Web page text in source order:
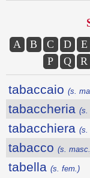
A B C D E
P
Q R
tabaccaio (s.
tabaccheria (s.
tabacchiera (s.
tabacco (s.
tabella (s. fem.)